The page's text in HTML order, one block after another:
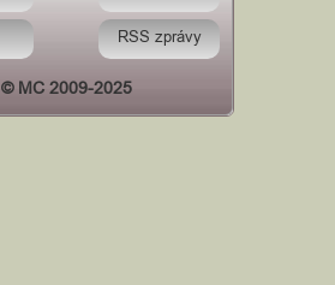
RSS zprávy
© MC 2009-2025